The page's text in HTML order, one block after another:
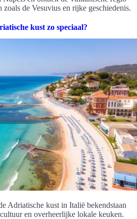
zoals de Vesuvius en rijke geschiedenis.
kust zo speciaal?
Adriatische kust in Italië bekendstaan
en overheerlijke lokale keuken.